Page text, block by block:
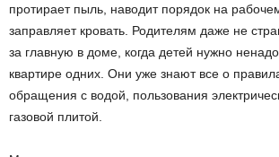
протирает пыль, наводит порядок на
заправляет кровать. Родителям даже не
за главную в доме, когда детей нужно
квартире одних. Они уже знают все о
обращения с водой, пользования
газовой плитой.